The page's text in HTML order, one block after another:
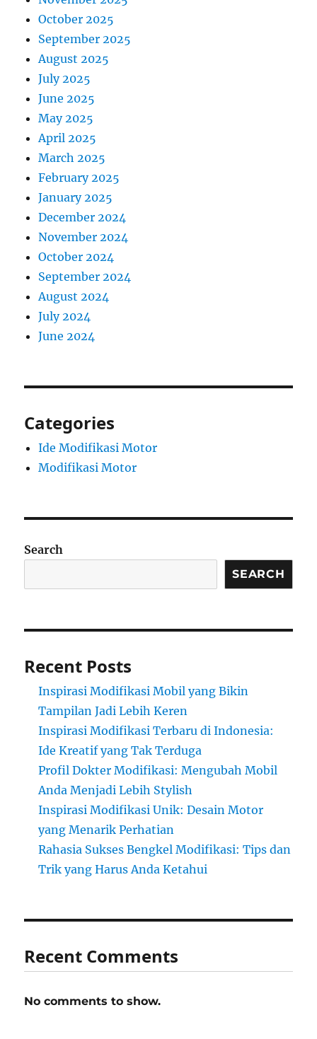
October 2025
September 2025
August 2025
July 2025
June 2025
May 2025
April 2025
March 2025
February 2025
January 2025
December 2024
November 2024
October 2024
September 2024
August 2024
July 2024
June 2024
Categories
Ide Modifikasi Motor
Modifikasi Motor
Search
SEARCH
Recent Posts
Inspirasi Modifikasi Mobil yang Bikin
Tampilan Jadi Lebih Keren
Inspirasi Modifikasi Terbaru di Indonesia:
Ide Kreatif yang Tak Terduga
Profil Dokter Modifikasi: Mengubah Mobil
Anda Menjadi Lebih Stylish
Inspirasi Modifikasi Unik: Desain Motor
yang Menarik Perhatian
Rahasia Sukses Bengkel Modifikasi: Tips dan
Trik yang Harus Anda Ketahui
Recent Comments
No comments to show.